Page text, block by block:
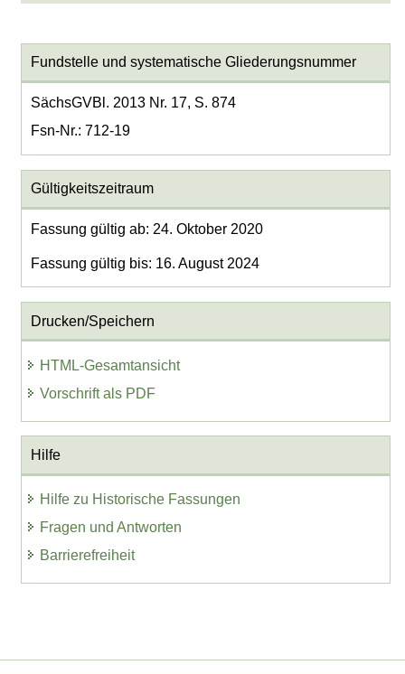
Fundstelle und systematische Gliederungsnummer
SächsGVBl. 2013 Nr. 17, S. 874
Fsn-Nr.: 712-19
Gültigkeitszeitraum
Fassung gültig ab: 24. Oktober 2020
Fassung gültig bis: 16. August 2024
Drucken/Speichern
HTML-Gesamtansicht
Vorschrift als PDF
Hilfe
Hilfe zu Historische Fassungen
Fragen und Antworten
Barrierefreiheit